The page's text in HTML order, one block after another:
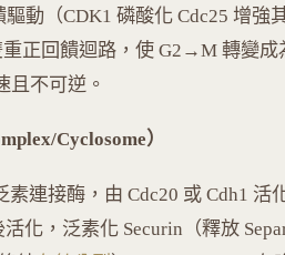
動（CDK1 磷酸化 Cdc25 增強
正回饋迴路，使 G2→M 轉變成
且不可逆。
Cyclosome）
素連接酶，由 Cdc20 或 Cdh1 活
化，泛素化 Securin（釋放